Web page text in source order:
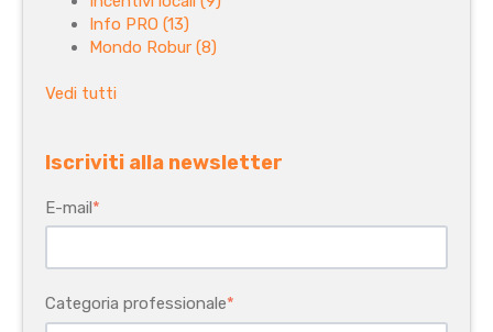
Info PRO (13)
Mondo Robur (8)
Vedi tutti
Iscriviti alla newsletter
E-mail*
Categoria professionale*